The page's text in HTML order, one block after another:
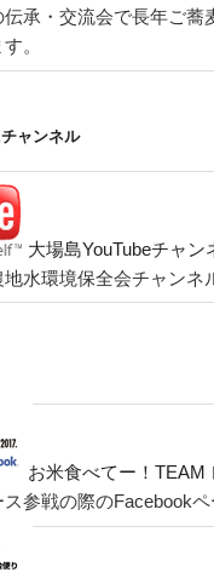
承・交流会で長年ご蕎
。
ャンネル
大場島YouTubeチャン
水環境保全会チャンネ
お米食べてー！TEAM
参戦の際のFacebookペ